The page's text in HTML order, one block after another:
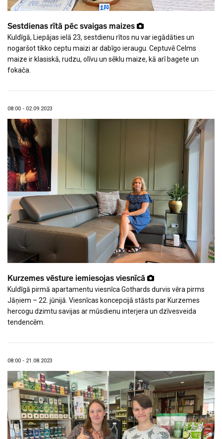
Sestdienas rītā pēc svaigas maizes
Kuldīgā, Liepājas ielā 23, sestdienu rītos nu var iegādāties un
nogaršot tikko ceptu maizi ar dabīgo ieraugu. Ceptuvē Celms
maize ir klasiskā, rudzu, olīvu un sēklu maize, kā arī bagete un
fokača.
Kurzemes vēsture iemiesojas viesnīcā
Kuldīgā pirmā apartamentu viesnīca Gothards durvis vēra pirms
Jāņiem – 22. jūnijā. Viesnīcas koncepcijā stāsts par Kurzemes
hercogu dzimtu savijas ar mūsdienu interjera un dzīvesveida
tendencēm.
08:00 - 02.09.2023
08:00 - 21.08.2023